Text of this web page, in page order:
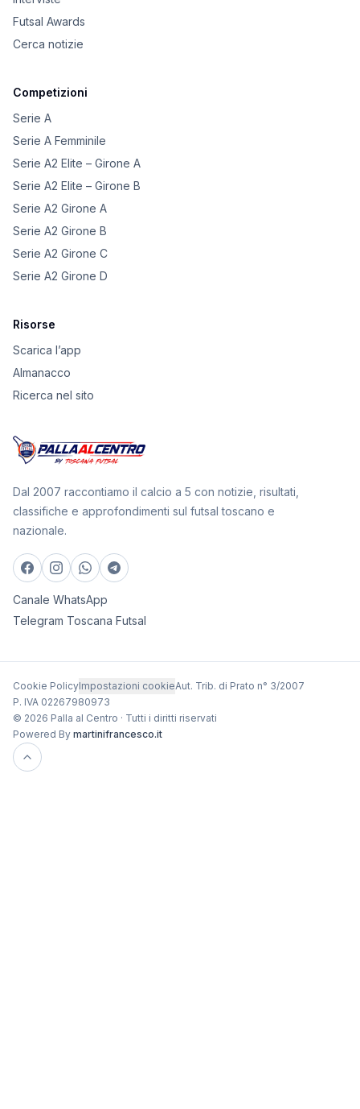
Futsal Awards
Cerca notizie
Competizioni
Serie A
Serie A Femminile
Serie A2 Elite – Girone A
Serie A2 Elite – Girone B
Serie A2 Girone A
Serie A2 Girone B
Serie A2 Girone C
Serie A2 Girone D
Risorse
Scarica l’app
Almanacco
Ricerca nel sito
Dal 2007 raccontiamo il calcio a 5 con notizie, risultati,
classifiche e approfondimenti sul futsal toscano e
nazionale.
Canale WhatsApp
Telegram Toscana Futsal
Cookie PolicyImpostazioni cookieAut. Trib. di Prato n° 3/2007
P. IVA 02267980973
© 2026 Palla al Centro · Tutti i diritti riservati
Powered By martinifrancesco.it